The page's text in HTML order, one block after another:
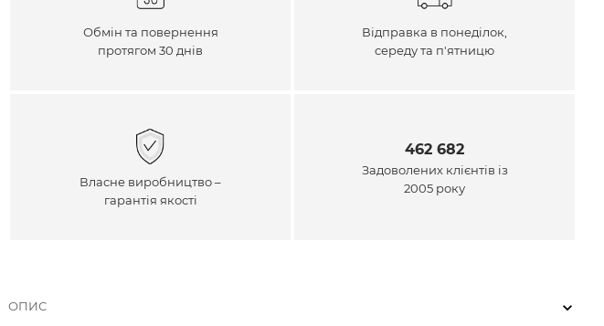
Обмін та повернення
протягом 30 днів
Відправка в понеділок,
середу та п'ятницю
Власне виробництво –
гарантія якості
462 682
Задоволених клієнтів із
2005 року
ОПИС